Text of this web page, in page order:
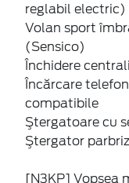
reglabil electric)
Volan sport
(Sensico)
Închidere
Încărcare
compatibile
Ştergatoare cu
Ştergator
[N3KP] Vopsea